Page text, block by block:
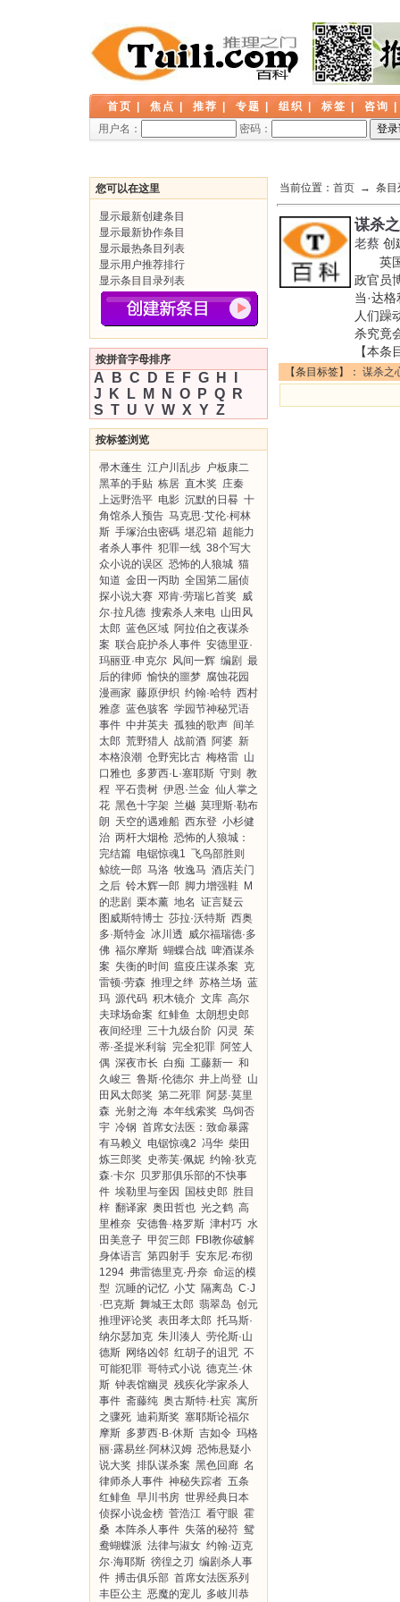
首页 焦点 推荐 专题 组织 标签 咨询
用户名：
密码：
您可以在这里
显示最新创建条目
显示最新协作条目
显示最热条目列表
显示用户推荐排行
显示条目目录列表
按拼音字母排序
A B C D E F G H
J
K L M N O P Q
R
S T U V W X Y Z
按标签浏览
帚木蓬生 江户川乱步 户板康二
黑革的手贴 栋居 直木奖 庄秦
上远野浩平 电影 沉默的日晷 十
角馆杀人预告 马克思·艾伦·柯林
斯 手塚治虫密碼 堪忍箱 超能力
者杀人事件 犯罪一线 38个写大
众小说的误区 恐怖的人狼城 猫
知道 金田一丙助 全国第二届侦
探小说大赛 邓肯·劳瑞匕首奖 威
尔·拉凡德 搜索杀人来电 山田风
太郎 蓝色区域 阿拉伯之夜谋杀
案 联合庇护杀人事件 安德里亚·
玛丽亚·申克尔 风间一辉 编剧 最
后的律师 愉快的噩梦 腐蚀花园
漫画家 藤原伊织 约翰·哈特 西村
雅彦 蓝色骇客 学园节神秘咒语
事件 中井英夫 孤独的歌声 间羊
太郎 荒野猎人 战前酒 阿婆 新
本格浪潮 仓野宪比古 梅格雷 山
口雅也 多萝西·L·塞耶斯 守则
教
程 平石贵树 伊恩·兰金 仙人掌之
花 黑色十字架 兰樾 莫理斯·勒布
朗 天空的遇难船 西东登 小杉健
治 两杆大烟枪 恐怖的人狼城：
完结篇 电锯惊魂1 飞鸟部胜则
鲸统一郎 马洛 牧逸马 酒店关门
之后 铃木辉一郎 脚力增强鞋 M
的悲剧 栗本薰 地名 证言疑云
图威斯特博士 莎拉·沃特斯 西奥
多·斯特金 冰川透 威尔福瑞德·多
佛 福尔摩斯 蝴蝶合战 啤酒谋杀
案 失衡的时间 瘟疫庄谋杀案 克
雷顿·劳森 推理之绊 苏格兰场 蓝
玛 源代码 积木镜介 文库 高尔
夫球场命案 红鲱鱼 太朗想史郎
夜间经理 三十九级台阶 闪灵 茱
蒂·圣提米利翁 完全犯罪 阿笠人
偶 深夜市长 白痴 工藤新一 和
久峻三 鲁斯·伦德尔 井上尚登 山
田风太郎奖 第二死罪 阿瑟·莫里
森 光射之海 本年线索奖 鸟饲否
宇 冷钢 首席女法医：致命暴露
有马赖义
电锯惊魂2 冯华 柴田
炼三郎奖 史蒂芙·佩妮 约翰·狄克
森·卡尔 贝罗那俱乐部的不快事
件 埃勒里与奎因 国枝史郎 胜目
梓 翻译家 奥田哲也 光之鹤 高
里椎奈 安德鲁·格罗斯 津村巧 水
田美意子 甲贺三郎 FBI教你破解
身体语言 第四射手 安东尼·布彻
1294 弗雷德里克·丹奈 命运的模
型 沉睡的记忆 小艾 隔离岛 C·J
·巴克斯 舞城王太郎 翡翠岛 创元
推理评论奖 表田孝太郎 托马斯·
纳尔瑟加克 朱川湊人 劳伦斯·山
德斯 网络凶邻 红胡子的诅咒 不
可能犯罪 哥特式小说 德克兰·休
斯 钟表馆幽灵 残疾化学家杀人
事件 斋藤纯 奥古斯特·杜宾 寓所
之骤死 迪莉斯奖 塞耶斯论福尔
摩斯 多萝西·B·休斯 吉如令 玛格
丽·露易丝·阿林汉姆 恐怖悬疑小
说大奖 排队谋杀案 黑色回廊 名
律师杀人事件 神秘失踪者 五条
红鲱鱼 早川书房 世界经典日本
侦探小说金榜 菅浩江 看守眼 霍
桑 本阵杀人事件 失落的秘符 鸳
鸯蝴蝶派 法律与淑女 约翰·迈克
尔·海耶斯 徬徨之刃 编剧杀人事
件 搏击俱乐部 首席女法医系列
丰臣公主 恶魔的宠儿 多岐川恭
当前位置： 首页 → 条目
谋杀
老蔡 创
英国
政官员
当·达
人们躁
杀究竟
【本条
【条目标签】： 谋杀之